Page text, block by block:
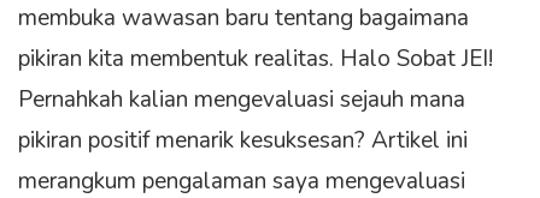
membuka wawasan baru tentang bagaimana
pikiran kita membentuk realitas. Halo Sobat JEI!
Pernahkah kalian mengevaluasi sejauh mana
pikiran positif menarik kesuksesan? Artikel ini
merangkum pengalaman saya mengevaluasi